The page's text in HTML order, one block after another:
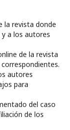
la revista donde
a los autores
de la revista
autores
para
del caso
de los